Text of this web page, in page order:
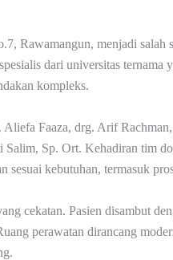
Rawamangun, menjadi
dari universitas ternama
kompleks.
Faaza, drg. Arif
Sp. Ort. Kehadiran tim
sesuai kebutuhan, termasuk
cekatan. Pasien disambut
perawatan dirancang